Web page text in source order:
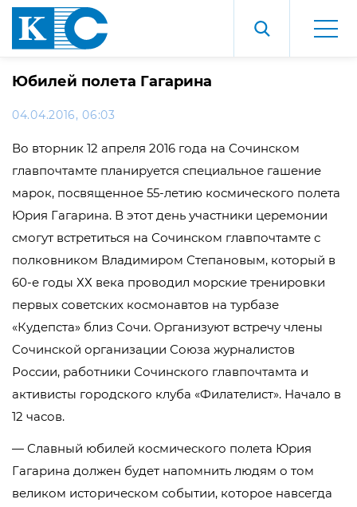
Юбилей полета Гагарина
04.04.2016, 06:03
Во вторник 12 апреля 2016 года на Сочинском
главпочтамте планируется специальное гашение
марок, посвященное 55-летию космического полета
Юрия Гагарина. В этот день участники церемонии
смогут встретиться на Сочинском главпочтамте с
полковником Владимиром Степановым, который в
60-е годы ХХ века проводил морские тренировки
первых советских космонавтов на турбазе
«Кудепста» близ Сочи. Организуют встречу члены
Сочинской организации Союза журналистов
России, работники Сочинского главпочтамта и
активисты городского клуба «Филателист». Начало в
12 часов.
— Славный юбилей космического полета Юрия
Гагарина должен будет напомнить людям о том
великом историческом событии, которое навсегда